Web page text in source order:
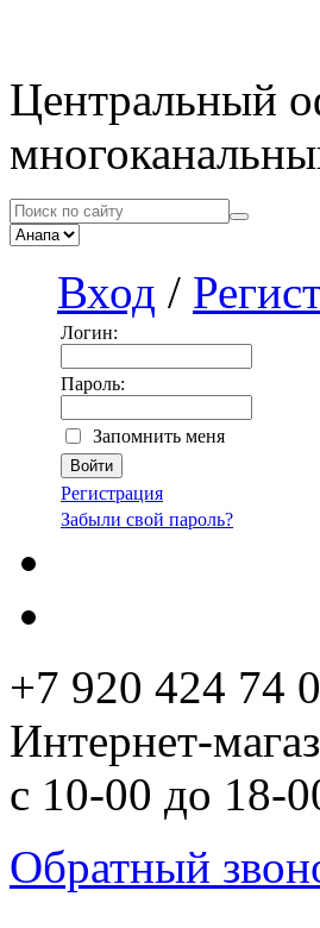
Центральный
Вход /
Логин:
Пароль:
Запомнить меня
Регистрация
Забыли свой пароль?
+7 920 424 74
Интернет-
с 10-00 до 18-
Обратный